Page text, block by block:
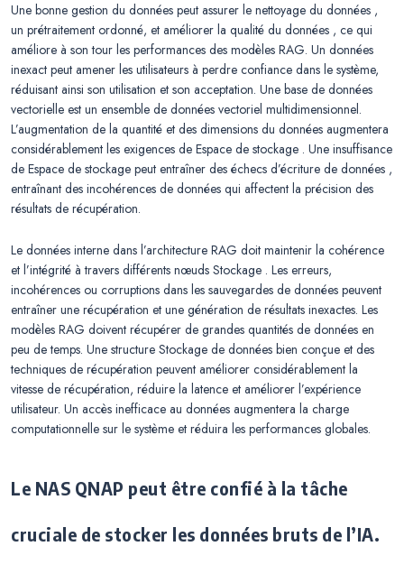
Une bonne gestion du données peut assurer le nettoyage du données ,
un prétraitement ordonné, et améliorer la qualité du données , ce qui
améliore à son tour les performances des modèles RAG. Un données
inexact peut amener les utilisateurs à perdre confiance dans le système,
réduisant ainsi son utilisation et son acceptation. Une base de données
vectorielle est un ensemble de données vectoriel multidimensionnel.
L’augmentation de la quantité et des dimensions du données augmentera
considérablement les exigences de Espace de stockage . Une insuffisance
de Espace de stockage peut entraîner des échecs d’écriture de données ,
entraînant des incohérences de données qui affectent la précision des
résultats de récupération.
Le données interne dans l’architecture RAG doit maintenir la cohérence
et l’intégrité à travers différents nœuds Stockage . Les erreurs,
incohérences ou corruptions dans les sauvegardes de données peuvent
entraîner une récupération et une génération de résultats inexactes. Les
modèles RAG doivent récupérer de grandes quantités de données en
peu de temps. Une structure Stockage de données bien conçue et des
techniques de récupération peuvent améliorer considérablement la
vitesse de récupération, réduire la latence et améliorer l’expérience
utilisateur. Un accès inefficace au données augmentera la charge
computationnelle sur le système et réduira les performances globales.
Le NAS QNAP peut être confié à la tâche
cruciale de stocker les données bruts de l’IA.